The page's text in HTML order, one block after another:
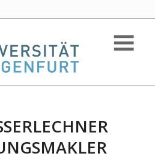
V
G